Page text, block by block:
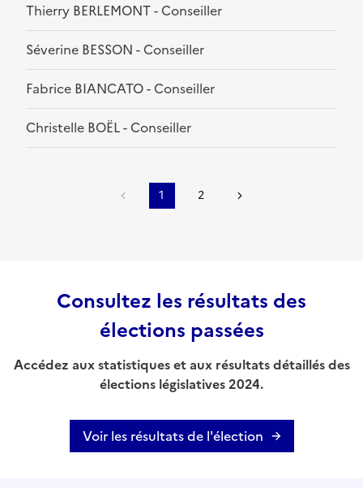
Thierry BERLEMONT - Conseiller
Séverine BESSON - Conseiller
Fabrice BIANCATO - Conseiller
Christelle BOËL - Conseiller
1 2
Consultez les résultats des
élections passées
Accédez aux statistiques et aux résultats détaillés des
élections législatives 2024.
Voir les résultats de l'élection